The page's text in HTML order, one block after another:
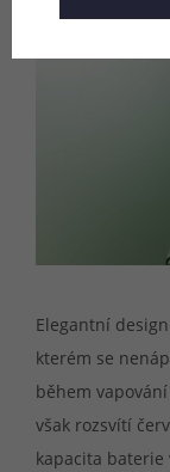
Elegantní
kterém se
během
však rozsvítí
kapacita baterie